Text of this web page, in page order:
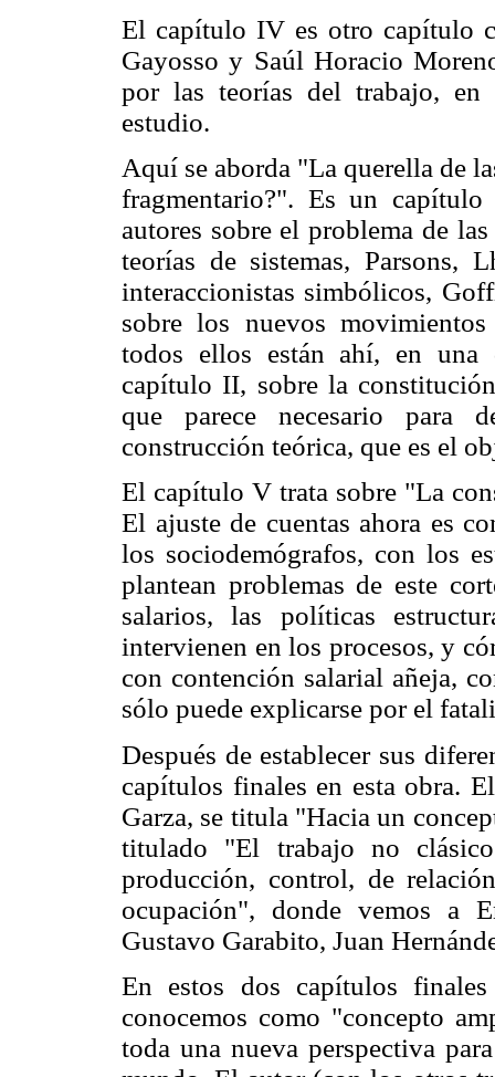
El capítulo IV es otro capítulo
Gayosso y Saúl Horacio
por las teorías del trabajo, en
estudio.
Aquí se aborda "La querella de
fragmentario?". Es un
autores sobre el problema de
teorías de sistemas, Parsons,
interaccionistas simbólicos,
sobre los nuevos
todos ellos están ahí, en una
capítulo II, sobre la
que parece necesario para
construcción teórica, que es el
El capítulo V trata sobre "La
El ajuste de cuentas ahora es
los sociodemógrafos, con los
plantean problemas de este
salarios, las políticas
intervienen en los procesos, y
con contención salarial añeja,
sólo puede explicarse por el
Después de establecer sus
capítulos finales en esta obra.
Garza, se titula "Hacia un
titulado "El trabajo no
producción, control, de
ocupación", donde vemos a
Gustavo Garabito, Juan
En estos dos capítulos
conocemos como "concepto
toda una nueva perspectiva